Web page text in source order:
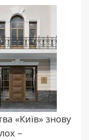
«Київ» знову
–